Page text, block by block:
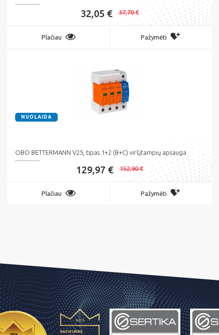
32,05 € 37,70 €
Plačiau Pažymėti
NUOLAIDA
OBO BETTERMANN V25, tipas 1+2 (B+C) viršįtampių apsauga
129,97 € 152,90 €
Plačiau Pažymėti